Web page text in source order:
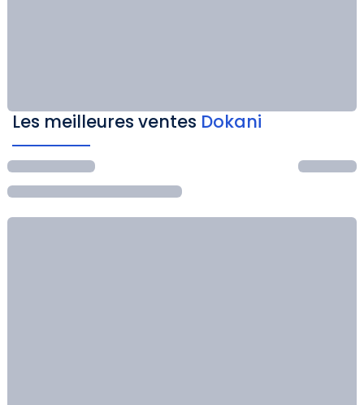
Les meilleures ventes Dokani